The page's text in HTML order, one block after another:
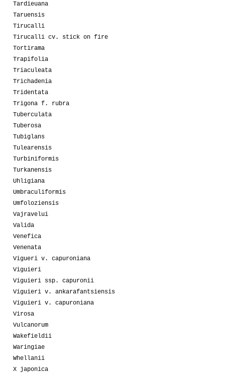
Tardieuana
Taruensis
Tirucalli
Tirucalli cv. stick on fire
Tortirama
Trapifolia
Triaculeata
Trichadenia
Tridentata
Trigona f. rubra
Tuberculata
Tuberosa
Tubiglans
Tulearensis
Turbiniformis
Turkanensis
Uhligiana
Umbraculiformis
Umfoloziensis
Vajravelui
Valida
Venefica
Venenata
Vigueri v. capuroniana
Viguieri
Viguieri ssp. capuronii
Viguieri v. ankarafantsiensis
Viguieri v. capuroniana
Virosa
Vulcanorum
Wakefieldii
Waringiae
Whellanii
X japonica